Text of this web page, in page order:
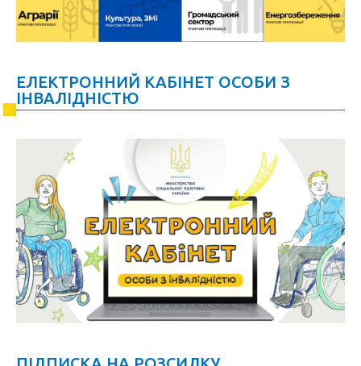
ЕЛЕКТРОННИЙ КАБІНЕТ ОСОБИ З
ІНВАЛІДНІСТЮ